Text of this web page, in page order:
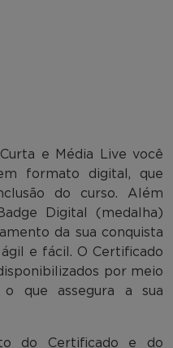
e Média Live você
formato digital, que
do curso. Além
Digital (medalha)
da sua conquista
e fácil. O Certificado
por meio
o que assegura a sua
do Certificado e do